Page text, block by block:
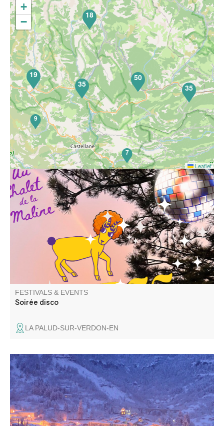
Venez passer une bonne soirée disco au Chalet de la
Maline avec DJ Uman ! Nous vous attendons nombreux
FESTIVALS & EVENTS
Soirée disco
LA PALUD-SUR-VERDON-EN
Wide selection of gifts and decorations, market with
handcrafted products: associations, artisans and
producers welcome you in a warm atmosphere. Telethon
stand, various activities.
7
9
19
35
50
35
18
+
−
Leaflet